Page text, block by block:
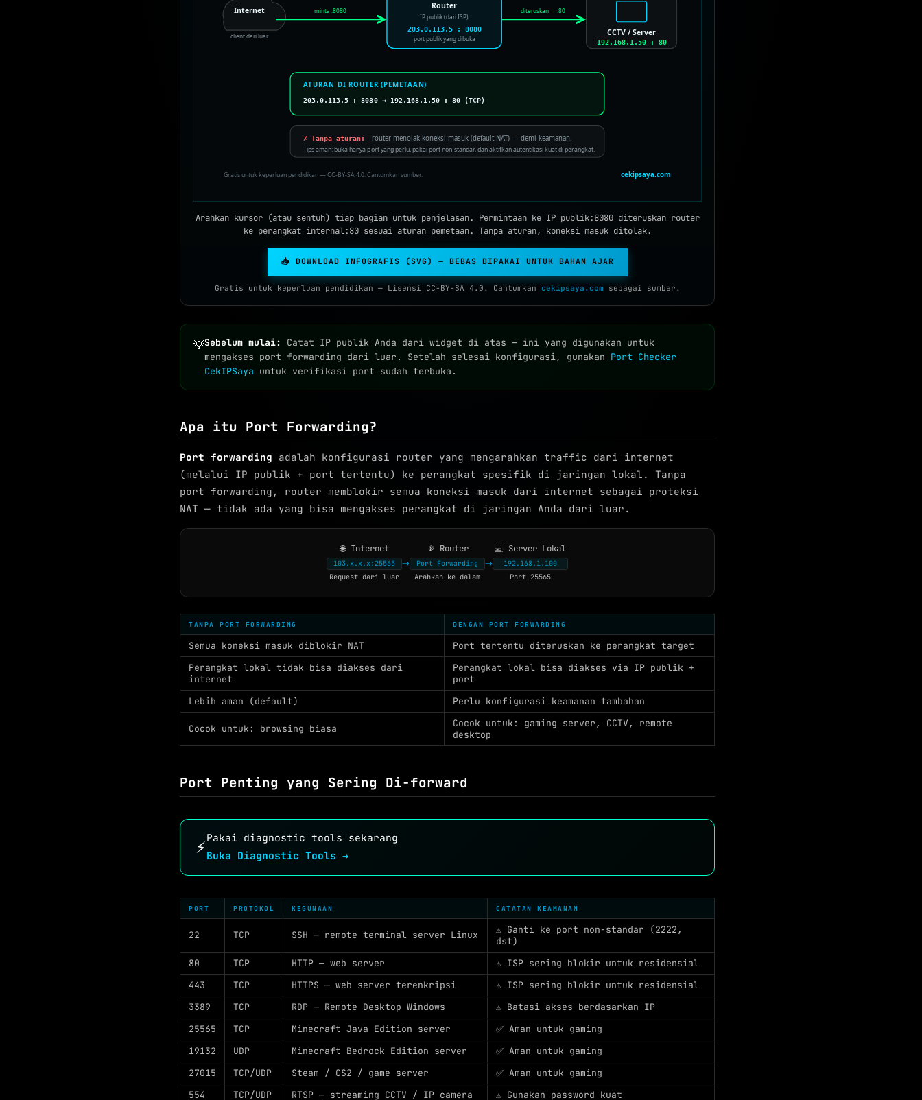
Internet
client dari luar
Router
IP publik (dari ISP)
203.0.113.5 : 8080
port publik yang dibuka
CCTV / Server
192.168.1.50 : 80
minta :8080 diteruskan → :80
ATURAN DI ROUTER (PEMETAAN)
203.0.113.5 : 8080 → 192.168.1.50 : 80 (TCP)
✗ Tanpa aturan: router menolak koneksi masuk (default NAT) — demi keamanan.
Tips aman: buka hanya port yang perlu, pakai port non-standar, dan aktifkan autentikasi kuat di perangkat.
Gratis untuk keperluan pendidikan — CC-BY-SA 4.0. Cantumkan sumber. cekipsaya.com
Arahkan kursor (atau sentuh) tiap bagian untuk penjelasan. Permintaan ke IP publik:8080 diteruskan router
ke perangkat internal:80 sesuai aturan pemetaan. Tanpa aturan, koneksi masuk ditolak.
📥 DOWNLOAD INFOGRAFIS (SVG) — BEBAS DIPAKAI UNTUK BAHAN AJAR
Gratis untuk keperluan pendidikan — Lisensi CC-BY-SA 4.0. Cantumkan cekipsaya.com sebagai sumber.
💡Sebelum mulai:
Catat IP publik Anda dari widget di atas — ini yang digunakan untuk
mengakses port forwarding dari luar. Setelah selesai konfigurasi, gunakan Port Checker
CekIPSaya untuk verifikasi port sudah terbuka.
Apa itu Port Forwarding?
Port forwarding adalah konfigurasi router yang mengarahkan traffic dari internet
(melalui IP publik + port tertentu) ke perangkat spesifik di jaringan lokal. Tanpa
port forwarding, router memblokir semua koneksi masuk dari internet sebagai proteksi
NAT — tidak ada yang bisa mengakses perangkat di jaringan Anda dari luar.
🌐Internet
103.x.x.x:25565
Request dari luar
→
📡 Router
Port Forwarding
Arahkan ke dalam
→
💻 Server Lokal
192.168.1.100
Port 25565
TANPA PORT FORWARDING DENGAN PORT FORWARDING
Semua koneksi masuk diblokir NAT
Port tertentu diteruskan ke perangkat target
Perangkat lokal tidak bisa diakses dari
internet
Perangkat lokal bisa diakses via IP publik +
port
Lebih aman (default)
Perlu konfigurasi keamanan tambahan
Cocok untuk: browsing biasa
Cocok untuk: gaming server, CCTV, remote
desktop
Port Penting yang Sering Di-forward
⚡Pakai diagnostic tools sekarang
Buka Diagnostic Tools →
PORT PROTOKOL KEGUNAAN CATATAN KEAMANAN
22 TCP SSH — remote terminal server Linux
⚠️ Ganti ke port non-standar (2222,
dst)
80
TCP HTTP — web server
⚠️ ISP sering blokir untuk residensial
443
TCP HTTPS — web server terenkripsi
⚠️ ISP sering blokir untuk residensial
3389
TCP RDP — Remote Desktop Windows
⚠️ Batasi akses berdasarkan IP
25565
TCP Minecraft Java Edition server
✅ Aman untuk gaming
19132
UDP Minecraft Bedrock Edition server
✅ Aman untuk gaming
27015
TCP/UDP Steam / CS2 / game server
✅ Aman untuk gaming
554
TCP/UDP RTSP — streaming CCTV / IP camera ⚠️ Gunakan password kuat